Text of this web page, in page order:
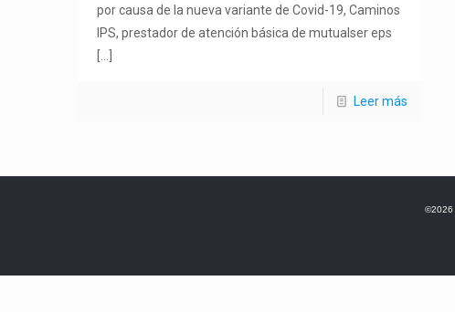
por causa de la nueva variante de Covid-19, Caminos
IPS, prestador de atención básica de mutualser eps
Leer más
©2026